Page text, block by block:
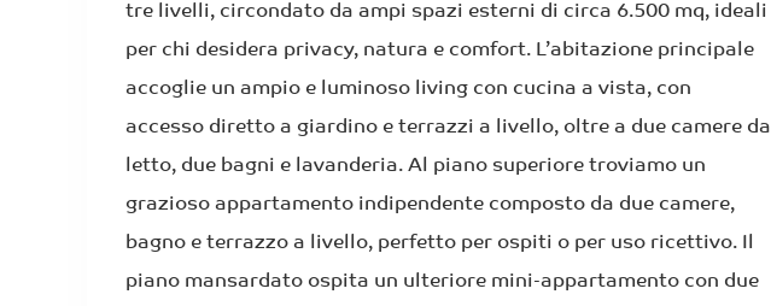
tre livelli, circondato da ampi spazi esterni di circa 6.500 mq, ideali
per chi desidera privacy, natura e comfort. L’abitazione principale
accoglie un ampio e luminoso living con cucina a vista, con
accesso diretto a giardino e terrazzi a livello, oltre a due camere da
letto, due bagni e lavanderia. Al piano superiore troviamo un
grazioso appartamento indipendente composto da due camere,
bagno e terrazzo a livello, perfetto per ospiti o per uso ricettivo. Il
piano mansardato ospita un ulteriore mini-appartamento con due